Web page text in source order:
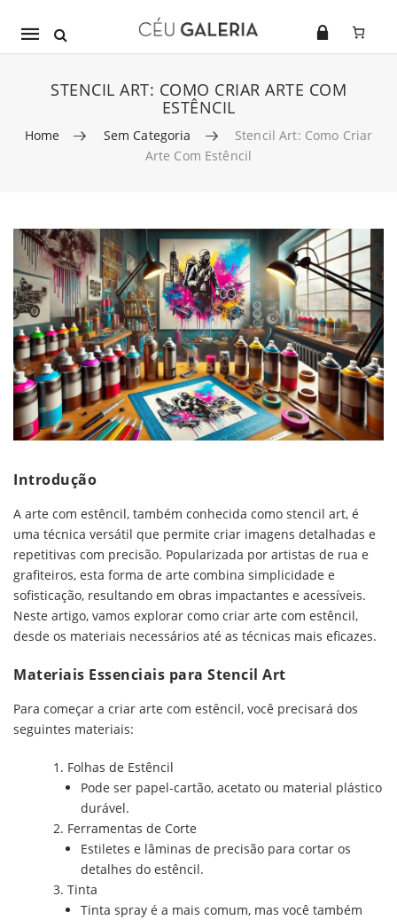
Mobile
STENCIL ART: COMO CRIAR ARTE COM
ESTÊNCIL
Home Sem Categoria
Stencil Art: Como Criar
Arte Com Estêncil
Skip to content
Introdução
A arte com estêncil, também conhecida como stencil art, é
uma técnica versátil que permite criar imagens detalhadas e
repetitivas com precisão. Popularizada por artistas de rua e
grafiteiros, esta forma de arte combina simplicidade e
sofisticação, resultando em obras impactantes e acessíveis.
Neste artigo, vamos explorar como criar arte com estêncil,
desde os materiais necessários até as técnicas mais eficazes.
Materiais Essenciais para Stencil Art
Para começar a criar arte com estêncil, você precisará dos
seguintes materiais:
Folhas de Estêncil
Pode ser papel-cartão, acetato ou material plástico
durável.
Ferramentas de Corte
Estiletes e lâminas de precisão para cortar os
detalhes do estêncil.
Tinta
Tinta spray é a mais comum, mas você também